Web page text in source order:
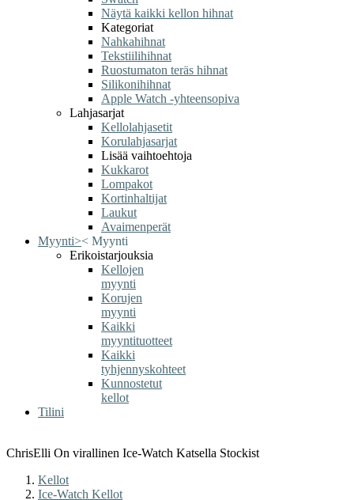
Näytä kaikki kellon hihnat
Kategoriat
Nahkahihnat
Tekstiilihihnat
Ruostumaton teräs hihnat
Silikonihihnat
Apple Watch -yhteensopiva
Lahjasarjat
Kellolahjasetit
Korulahjasarjat
Lisää vaihtoehtoja
Kukkarot
Lompakot
Kortinhaltijat
Laukut
Avaimenperät
Myynti>< Myynti
Erikoistarjouksia
Kellojen
myynti
Korujen
myynti
Kaikki
myyntituotteet
Kaikki
tyhjennyskohteet
Kunnostetut
kellot
Tilini
ChrisElli On virallinen Ice-Watch Katsella Stockist
Kellot
Ice-Watch Kellot